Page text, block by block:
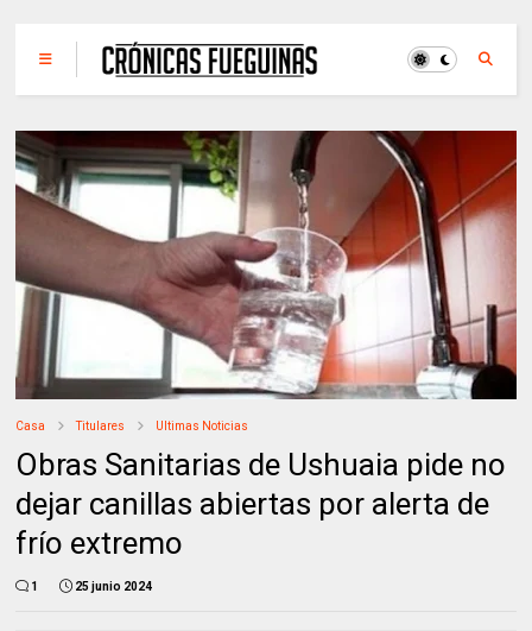
Casa Titulares Ultimas Noticias
Obras Sanitarias de Ushuaia pide no
dejar canillas abiertas por alerta de
frío extremo
1 25 junio 2024